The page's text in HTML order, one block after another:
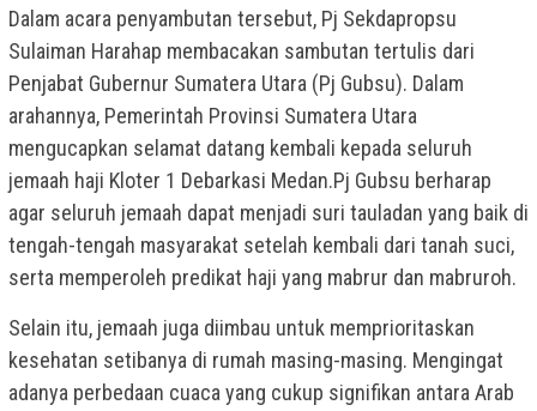
Dalam acara penyambutan tersebut, Pj Sekdapropsu
Sulaiman Harahap membacakan sambutan tertulis dari
Penjabat Gubernur Sumatera Utara (Pj Gubsu). Dalam
arahannya, Pemerintah Provinsi Sumatera Utara
mengucapkan selamat datang kembali kepada seluruh
jemaah haji Kloter 1 Debarkasi Medan.Pj Gubsu berharap
agar seluruh jemaah dapat menjadi suri tauladan yang baik di
tengah-tengah masyarakat setelah kembali dari tanah suci,
serta memperoleh predikat haji yang mabrur dan mabruroh.
Selain itu, jemaah juga diimbau untuk memprioritaskan
kesehatan setibanya di rumah masing-masing. Mengingat
adanya perbedaan cuaca yang cukup signifikan antara Arab